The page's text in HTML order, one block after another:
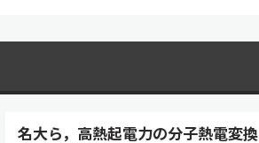
名大ら，高熱起電力の分子熱電変換